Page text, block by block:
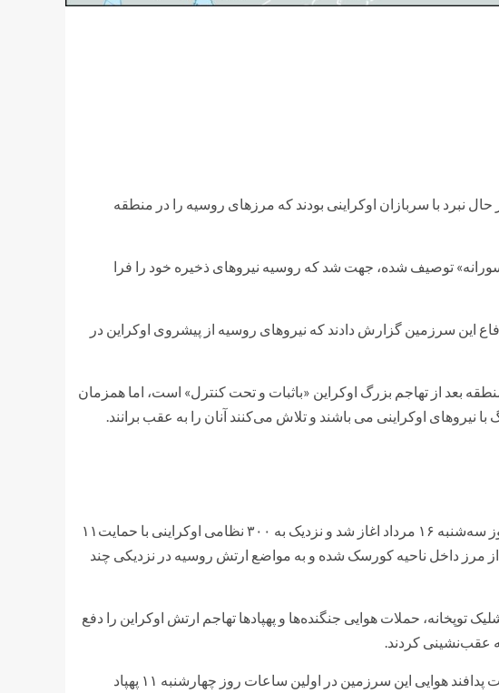
نبرد با سربازان اوکراینی بودند که مرزهای روسیه را در منطقه
توصیف شده، جهت شد که روسیه نیروهای ذخیره خود را فرا
این سرزمین گزارش دادند که نیروهای روسیه از پیشروی اوکراین در
بعد از تهاجم بزرگ اوکراین «باثبات و تحت کنترل» است، اما همزمان
نیروهای اوکراینی می باشند و تلاش می‌کنند آنان را به عقب برانند.
بر پایه اظهار وزارت دفاع روسیه، حملات اوکراین از روز سه‌شنبه ۱۶ مرداد اغاز شد و نزدیک به ۳۰۰ نظامی اوکراینی با حمایت۱۱
از عبور از مرز داخل ناحیه کورسک شده و به مواضع ارتش روسیه در نزدیکی چند
توپخانه، حملات هوایی جنگنده‌ها و پهپادها تهاجم ارتش اوکراین را دفع
عقب‌نشینی کردند.
وزارت دفاع روسیه این چنین در بیانیه‌ای جداگانه او گفت پدافند هوایی این سرزمین در اولین ساعات روز چهارشنبه ۱۱ پهپاد